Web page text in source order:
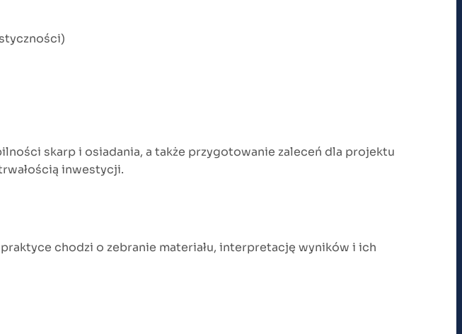
skarp i osiadania, a także przygotowanie zaleceń dla projektu
inwestycji.
chodzi o zebranie materiału, interpretację wyników i ich